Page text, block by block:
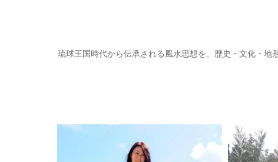
琉球王国時代から伝承される風水思想を、歴史・文化・